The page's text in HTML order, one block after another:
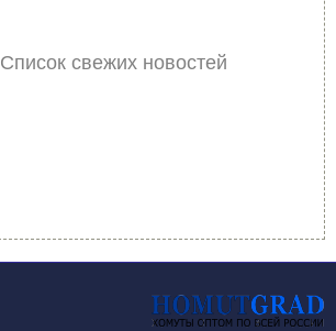
Список свежих новостей